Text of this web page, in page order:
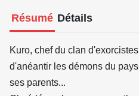
Résumé Détails
Kuro, chef du clan
d'anéantir les démons du
ses parents...